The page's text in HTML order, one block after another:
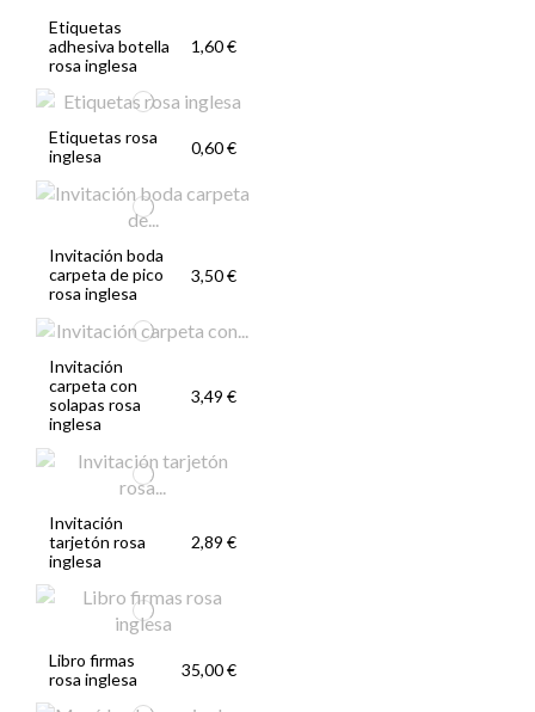
Etiquetas
adhesiva botella
rosa inglesa
1,60 €
Etiquetas rosa
inglesa
0,60 €
Invitación boda
carpeta de pico
rosa inglesa
3,50 €
Invitación
carpeta con
solapas rosa
inglesa
3,49 €
Invitación
tarjetón rosa
inglesa
2,89 €
Libro firmas
rosa inglesa
35,00 €